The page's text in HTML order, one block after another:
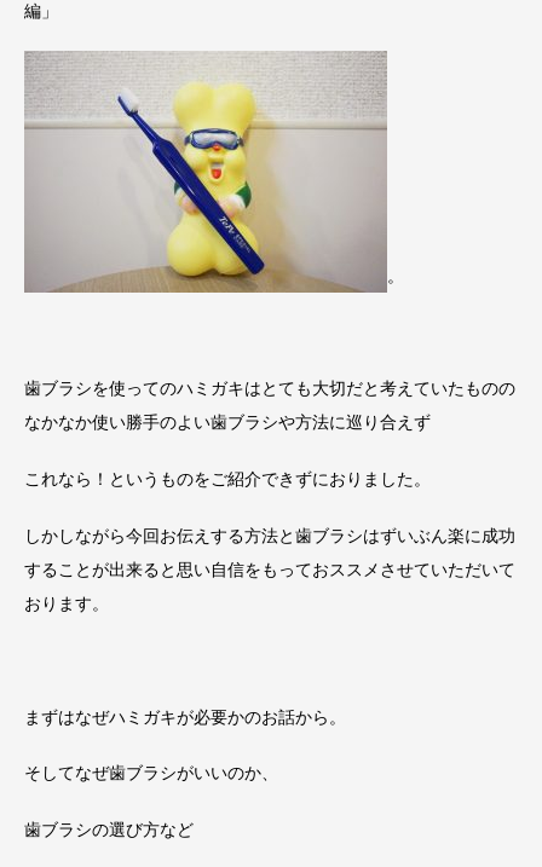
編」
。
歯ブラシを使ってのハミガキはとても大切だと考えていたものの
なかなか使い勝手のよい歯ブラシや方法に巡り合えず
これなら！というものをご紹介できずにおりました。
しかしながら今回お伝えする方法と歯ブラシはずいぶん楽に成功
することが出来ると思い自信をもっておススメさせていただいて
おります。
まずはなぜハミガキが必要かのお話から。
そしてなぜ歯ブラシがいいのか、
歯ブラシの選び方など